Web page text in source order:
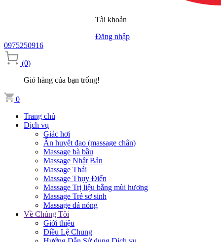
Tài khoản
Đăng nhập
0975250916
(0)
Giỏ hàng của bạn trống!
0
Trang chủ
Dịch vụ
Giác hơi
Ấn huyệt đạo (massage chân)
Massage bà bầu
Massage Nhật Bản
Massage Thái
Massage Thụy Điển
Massage Trị liệu bằng mùi hương
Massage Trẻ sơ sinh
Massage đá nóng
Về Chúng Tôi
Giới thiệu
Điều Lệ Chung